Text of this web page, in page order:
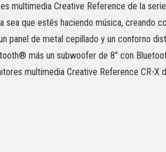
multimedia Creative Reference de la
sea que estés haciendo música, creando
panel de metal cepillado y un contorno
más un subwoofer de 8” con
multimedia Creative Reference CR-X